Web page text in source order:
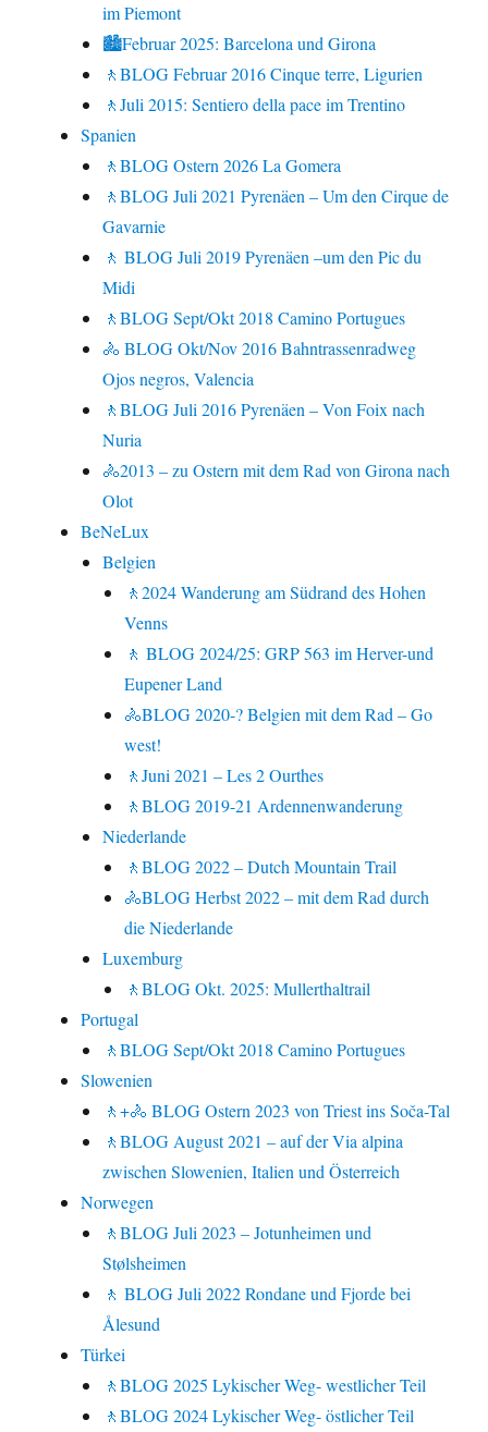
im Piemont
🏙Februar 2025: Barcelona und Girona
🚶BLOG Februar 2016 Cinque terre, Ligurien
🚶Juli 2015: Sentiero della pace im Trentino
Spanien
🚶BLOG Ostern 2026 La Gomera
🚶BLOG Juli 2021 Pyrenäen – Um den Cirque de
Gavarnie
🚶 BLOG Juli 2019 Pyrenäen –um den Pic du
Midi
🚶BLOG Sept/Okt 2018 Camino Portugues
🚴 BLOG Okt/Nov 2016 Bahntrassenradweg
Ojos negros, Valencia
🚶BLOG Juli 2016 Pyrenäen – Von Foix nach
Nuria
🚴2013 – zu Ostern mit dem Rad von Girona nach
Olot
BeNeLux
Belgien
🚶2024 Wanderung am Südrand des Hohen
Venns
🚶 BLOG 2024/25: GRP 563 im Herver-und
Eupener Land
🚴BLOG 2020-? Belgien mit dem Rad – Go
west!
🚶Juni 2021 – Les 2 Ourthes
🚶BLOG 2019-21 Ardennenwanderung
Niederlande
🚶BLOG 2022 – Dutch Mountain Trail
🚴BLOG Herbst 2022 – mit dem Rad durch
die Niederlande
Luxemburg
🚶BLOG Okt. 2025: Mullerthaltrail
Portugal
🚶BLOG Sept/Okt 2018 Camino Portugues
Slowenien
🚶+🚴 BLOG Ostern 2023 von Triest ins Soča-Tal
🚶BLOG August 2021 – auf der Via alpina
zwischen Slowenien, Italien und Österreich
Norwegen
🚶BLOG Juli 2023 – Jotunheimen und
Stølsheimen
🚶 BLOG Juli 2022 Rondane und Fjorde bei
Ålesund
Türkei
🚶BLOG 2025 Lykischer Weg- westlicher Teil
🚶BLOG 2024 Lykischer Weg- östlicher Teil